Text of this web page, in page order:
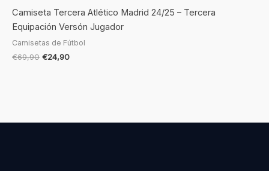
Camiseta Tercera Atlético Madrid 24/25 – Tercera
Equipación Versón Jugador
Camisetas de Fútbol
€69,90 €24,90